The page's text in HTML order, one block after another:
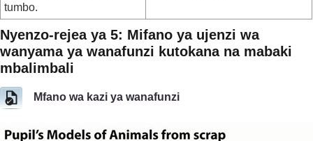
tumbo.
Nyenzo-rejea ya 5: Mifano ya ujenzi wa
wanyama ya wanafunzi kutokana na mabaki
mbalimbali
Mfano wa kazi ya wanafunzi